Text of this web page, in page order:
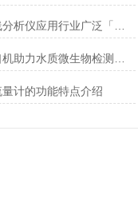
计的功能特点介绍